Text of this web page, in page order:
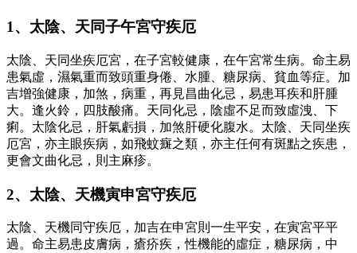
1、太陰、天同子午宮守疾厄
太陰、天同坐疾厄宮，在子宮較健康，在午宮常生病。命主易
患氣虛，濕氣重而致頭重身倦、水腫、糖尿病、貧血等症。加
吉增強健康，加煞，病重，再見昌曲化忌，易患耳疾和肝腫
大。逢火鈴，四肢酸痛。天同化忌，陰虛不足而致虛洩、下
痢。太陰化忌，肝氣虧損，加煞肝硬化腹水。太陰、天同坐疾
厄宮，亦主眼疾病，如飛蚊癍之類，亦主任何有斑點之疾患，
更會文曲化忌，則主麻疹。
2、太陰、天機寅申宮守疾厄
太陰、天機同守疾厄，加吉在申宮則一生平安，在寅宮平平
過。命主易患皮膚病，瘡疥疾，性機能的虛症，糖尿病，中